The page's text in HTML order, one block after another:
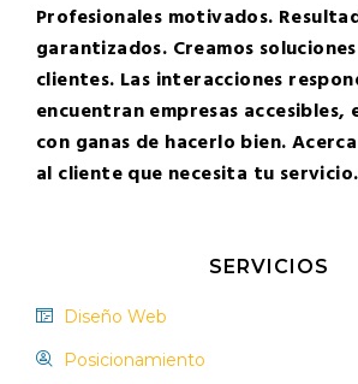
Profesionales motivados.
garantizados. Creamos
clientes. Las interacciones
encuentran empresas accesibles,
con ganas de hacerlo bien.
al cliente que necesita tu servicio.
SERVICIOS
Diseño Web
Posicionamiento